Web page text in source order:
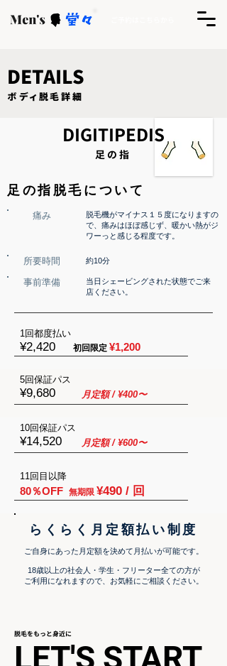
DETAILS​
​ボディ脱毛詳細
足の指脱毛について
​痛み
​脱毛機がマイナス１５度になりますの
で、痛みはほぼ感じず、 ​暖かい熱がジ
ワーっと感じる程度です。
​所要時間 ​約10分
​事前準備
​当日シェービングされた状態でご来
店ください。
DIGITIPEDIS
​足の指
​1回都度払い
A
¥2,420 初回限定 ¥1,200
​5回保証パス
​月定額 / ¥400〜
¥9,680
​10回保証パス
​月定額 / ¥600〜
¥14,520
11回目以降
M
80％OFF 無期限 ¥490 / 回
らくらく月定額払い制度​
ご自身にあった月定額を決めて 月払いが可能です。
18歳以上の社会人・学生・フリーター全ての方が
​ご利用になれますので、お気軽にご相談ください。
​脱毛をもっと身近に
LET'S START